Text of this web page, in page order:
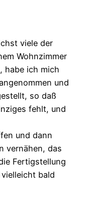
viele der
Wohnzimmer
habe ich mich
und
so daß
fehlt, und
und dann
vernähen, das
Fertigstellung
bald